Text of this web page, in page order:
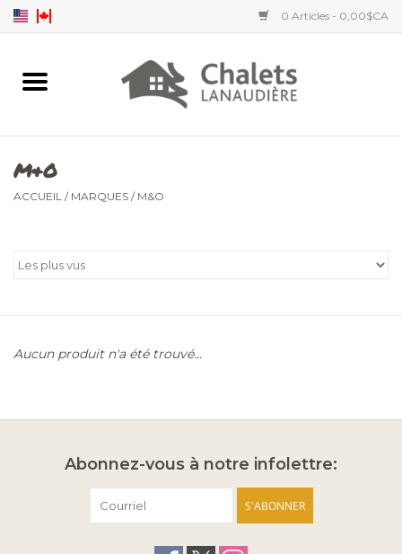
0 Articles - 0,00$CA
Accueil
Vêtements hommes
M&O
ACCUEIL / MARQUES / M&O
Aucun produit n'a été trouvé...
Abonnez-vous à notre infolettre:
S'ABONNER